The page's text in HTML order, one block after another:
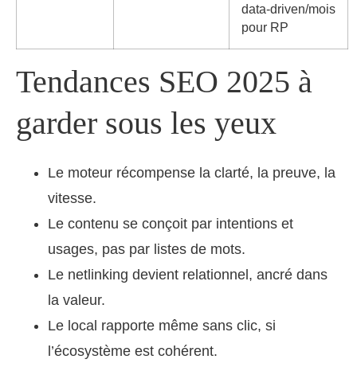
data‑driven/mois
pour RP
Tendances SEO 2025 à
garder sous les yeux
Le moteur récompense la clarté, la preuve, la
vitesse.
Le contenu se conçoit par intentions et
usages, pas par listes de mots.
Le netlinking devient relationnel, ancré dans
la valeur.
Le local rapporte même sans clic, si
l’écosystème est cohérent.